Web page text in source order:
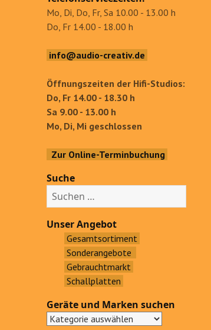
Mo, Di, Do, Fr, Sa 10.00 - 13.00 h
Do, Fr 14.00 - 18.00 h
info@audio-creativ.de
Öffnungszeiten der Hifi-Studios:
Do, Fr 14.00 - 18.30 h
Sa 9.00 - 13.00 h
Mo, Di, Mi geschlossen
Zur Online-Terminbuchung
Suche
u
c
h
Unser Angebot
Gesamtsortiment
Sonderangebote
Gebrauchtmarkt
Schallplatten
Geräte und Marken suchen